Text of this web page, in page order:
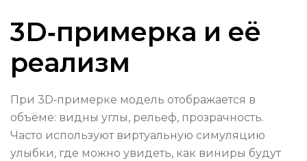
3D‑примерка и её
реализм
При 3D‑примерке модель отображается в
объёме: видны углы, рельеф, прозрачность.
Часто используют виртуальную симуляцию
улыбки, где можно увидеть, как виниры будут